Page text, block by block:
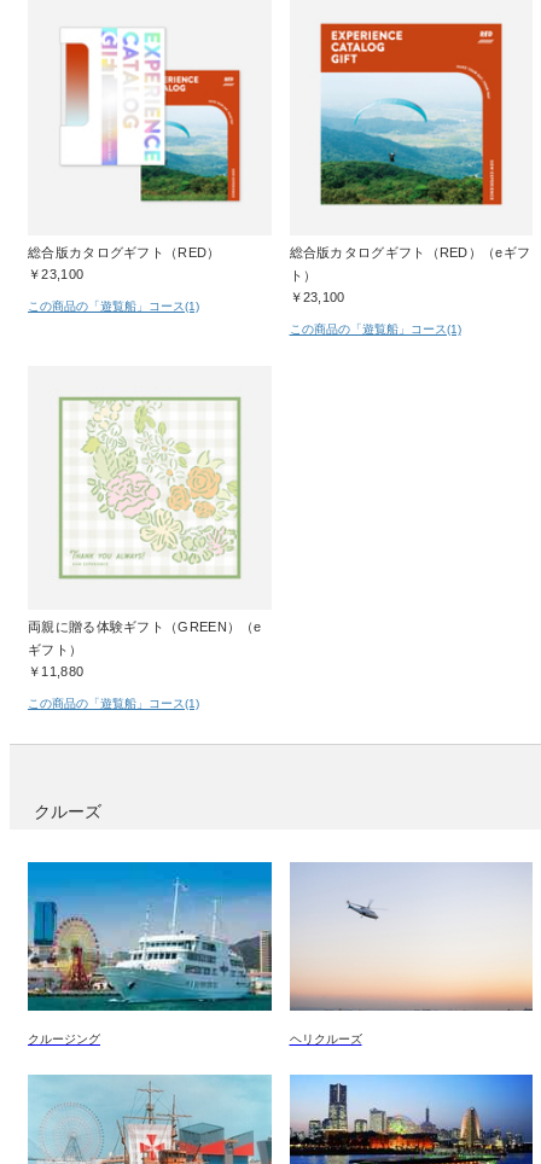
総合版カタログギフト（RED）
￥23,100
この商品の「遊覧船」コース(1)
総合版カタログギフト（RED）（eギフ
ト）
￥23,100
この商品の「遊覧船」コース(1)
両親に贈る体験ギフト（GREEN）（e
ギフト）
￥11,880
この商品の「遊覧船」コース(1)
クルーズ
クルージング ヘリクルーズ